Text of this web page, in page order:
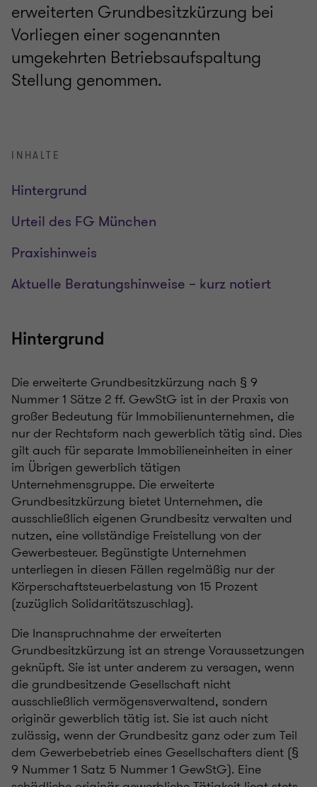
erweiterten Grundbesitzkürzung bei
Vorliegen einer sogenannten
umgekehrten Betriebsaufspaltung
Stellung genommen.
INHALTE
Hintergrund
Urteil des FG München
Praxishinweis
Aktuelle Beratungshinweise – kurz notiert
Hintergrund
Die erweiterte Grundbesitzkürzung nach § 9
Nummer 1 Sätze 2 ff. GewStG ist in der Praxis von
großer Bedeutung für Immobilienunternehmen, die
nur der Rechtsform nach gewerblich tätig sind. Dies
gilt auch für separate Immobilieneinheiten in einer
im Übrigen gewerblich tätigen
Unternehmensgruppe. Die erweiterte
Grundbesitzkürzung bietet Unternehmen, die
ausschließlich eigenen Grundbesitz verwalten und
nutzen, eine vollständige Freistellung von der
Gewerbesteuer. Begünstigte Unternehmen
unterliegen in diesen Fällen regelmäßig nur der
Körperschaftsteuerbelastung von 15 Prozent
(zuzüglich Solidaritätszuschlag).
Die Inanspruchnahme der erweiterten
Grundbesitzkürzung ist an strenge Voraussetzungen
geknüpft. Sie ist unter anderem zu versagen, wenn
die grundbesitzende Gesellschaft nicht
ausschließlich vermögensverwaltend, sondern
originär gewerblich tätig ist. Sie ist auch nicht
zulässig, wenn der Grundbesitz ganz oder zum Teil
dem Gewerbebetrieb eines Gesellschafters dient (§
9 Nummer 1 Satz 5 Nummer 1 GewStG). Eine